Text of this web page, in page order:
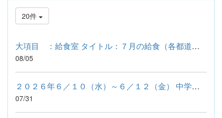
20件
大項目 ：給食室 タイトル：７月の給食（各都道府県の料理：宮城...
08/05
２０２６年６／１０（水）～６／１２（金） 中学部 就業体験① ３...
07/31